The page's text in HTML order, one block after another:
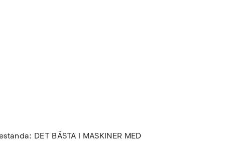
DET BÄSTA I MASKINER MED